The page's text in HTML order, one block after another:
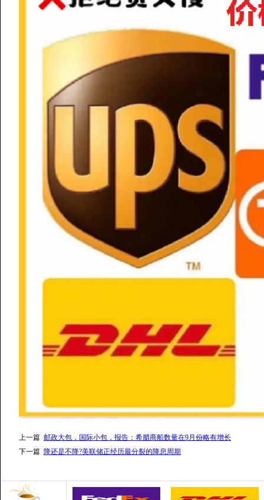
上一篇 邮政大包，国际小包，报告：希腊商船数量在9月份略有增长
下一篇 降还是不降?美联储正经历最分裂的降息周期